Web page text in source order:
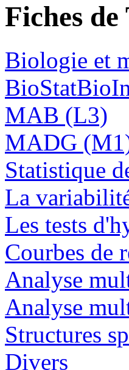
Fiches de
Biologie et
MAB (L3)
MADG
Statistique
La
Les tests
Courbes de
Analyse
Analyse
Structures
Divers